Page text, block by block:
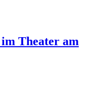
Theater am